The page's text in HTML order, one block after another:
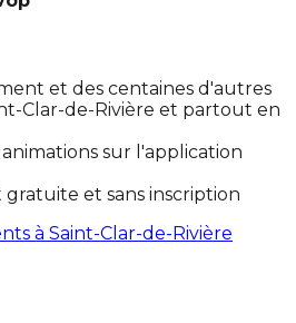
et des centaines d'autres
Clar-de-Rivière et partout en
sur l'application
gratuite et sans inscription
à Saint-Clar-de-Rivière